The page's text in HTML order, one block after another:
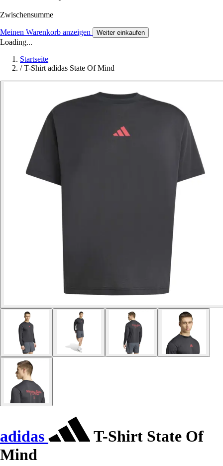
Zwischensumme
Meinen Warenkorb anzeigen Weiter einkaufen
Loading...
Startseite
/ T-Shirt adidas State Of Mind
adidas
T-Shirt State Of
Mind